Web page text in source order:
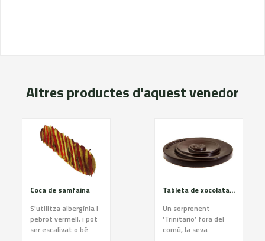
Altres productes d'aquest venedor
Coca de samfaina
S'utilitza albergínia i
pebrot vermell, i pot
ser escalivat o bé
Tableta de xocolata artesana
Un sorprenent
‘Trinitario’ fora del
comú, la seva